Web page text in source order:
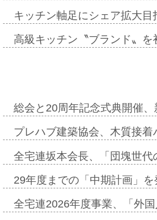
キッチン軸足にシェア拡大
高級キッチン〝ブランド〟
総会と20周年記念式典開催
プレハブ建築協会、木質接
全宅連坂本会長、「団塊世
29年度までの「中期計画」
全宅連2026年度事業、「外